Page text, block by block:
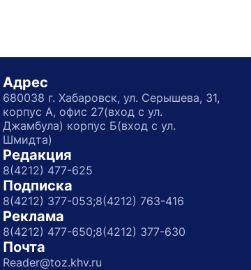
Адрес
680038 г. Хабаровск, ул. Серышева, 31,
корпус А, офис 27(вход с ул.
Джамбула) корпус Б(вход с ул.
Шмидта)
Редакция
8(4212) 477-625
Подписка
8(4212) 377-053;8(4212) 763-416
Реклама
8(4212) 477-650;8(4212) 377-630
Почта
Reader@toz.khv.ru